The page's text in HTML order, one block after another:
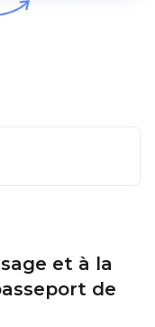
et à la
de